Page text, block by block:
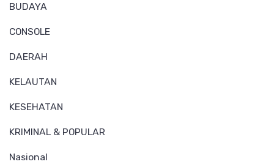
BUDAYA
CONSOLE
DAERAH
KELAUTAN
KESEHATAN
KRIMINAL & POPULAR
Nasional